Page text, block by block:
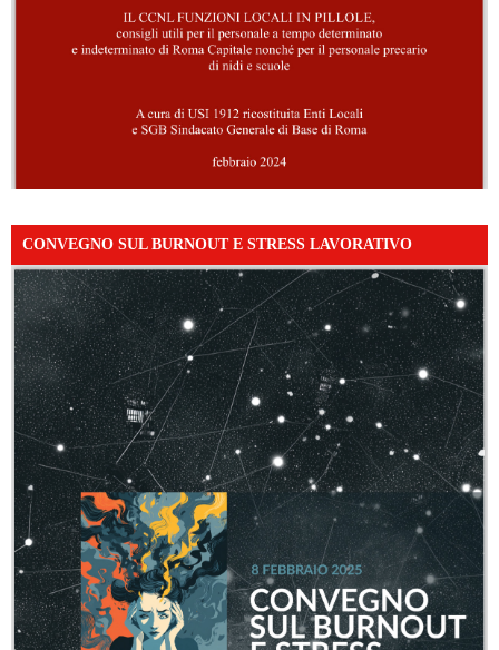
CONVEGNO SUL BURNOUT E STRESS LAVORATIVO